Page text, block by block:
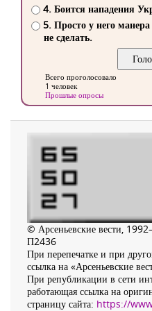
4. Боится нападения
5. Просто у него
не сделать.
Всего проголосовало
1 человек
Прошлые опросы
© Арсеньевские вести,
П2436
При перепечатке и при
ссылка на «Арсеньевские
При републикации в сети
работающая ссылка на
страницу сайта: https://